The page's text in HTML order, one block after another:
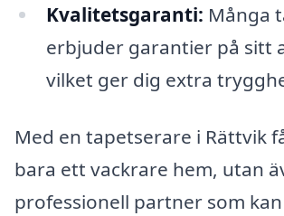
Kvalitetsgaranti: Många
erbjuder garantier på sitt
vilket ger dig extra
Med en tapetserare i Rättvik
bara ett vackrare hem, utan
professionell partner som